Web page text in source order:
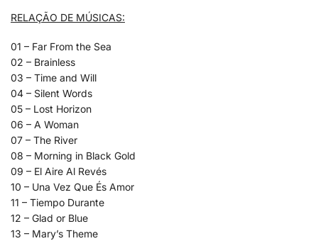
RELAÇÃO DE MÚSICAS:
01 – Far From the Sea
02 – Brainless
03 – Time and Will
04 – Silent Words
05 – Lost Horizon
06 – A Woman
07 – The River
08 – Morning in Black Gold
09 – El Aire Al Revés
10 – Una Vez Que És Amor
11 – Tiempo Durante
12 – Glad or Blue
13 – Mary’s Theme